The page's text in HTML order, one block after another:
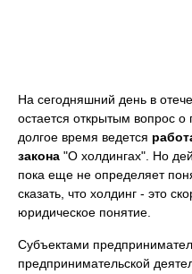
На сегодняшний день в
остается открытым вопрос
долгое время ведется
закона "О холдингах". Но
пока еще не определяет
сказать, что холдинг - это
юридическое понятие.
Субъектами
предпринимательской